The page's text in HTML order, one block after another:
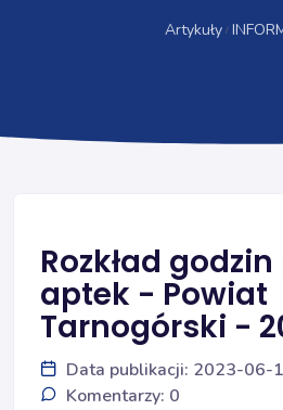
Artykuły
Rozkład
aptek - Powiat
Tarnogórski -
Data publikacji: 2023-06-
Komentarzy: 0